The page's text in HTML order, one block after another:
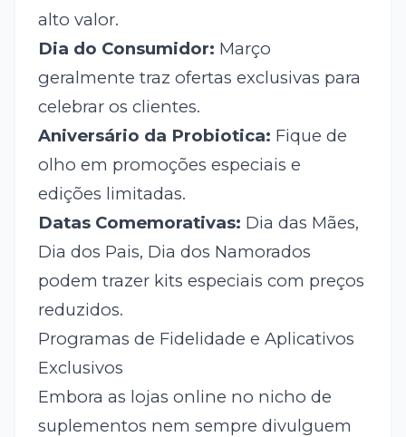
alto valor.
Dia do Consumidor: Março
geralmente traz ofertas exclusivas para
celebrar os clientes.
Aniversário da Probiotica: Fique de
olho em promoções especiais e
edições limitadas.
Datas Comemorativas: Dia das Mães,
Dia dos Pais, Dia dos Namorados
podem trazer kits especiais com preços
reduzidos.
Programas de Fidelidade e Aplicativos
Exclusivos
Embora as lojas online no nicho de
suplementos nem sempre divulguem